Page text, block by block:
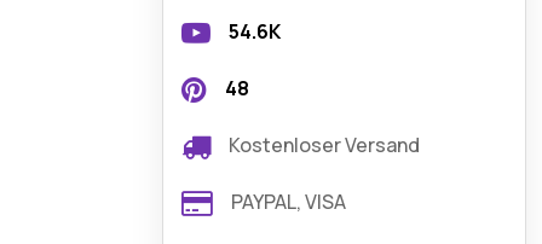
54.6K
48
Kostenloser Versand
PAYPAL, VISA